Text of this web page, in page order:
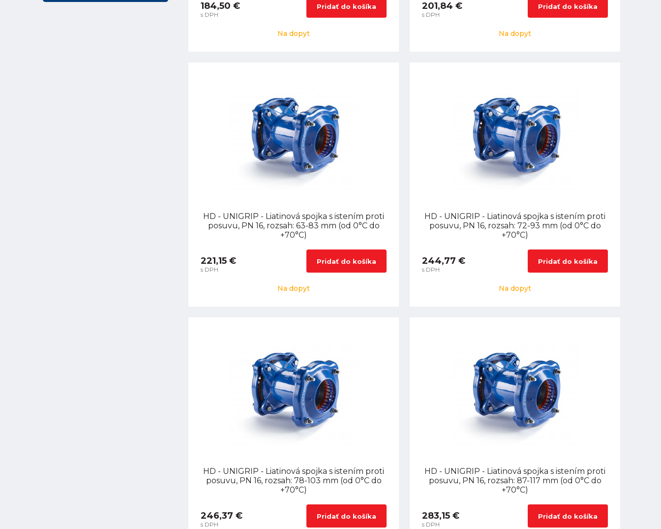
184,50 €
s DPH
Pridať do košíka
Na dopyt
201,84 €
s DPH
Pridať do košíka
Na dopyt
HD - UNIGRIP - Liatinová spojka s istením proti
posuvu, PN 16, rozsah: 63-83 mm (od 0°C do
+70°C)
221,15 €
s DPH
Pridať do košíka
Na dopyt
HD - UNIGRIP - Liatinová spojka s istením proti
posuvu, PN 16, rozsah: 72-93 mm (od 0°C do
+70°C)
244,77 €
s DPH
Pridať do košíka
Na dopyt
HD - UNIGRIP - Liatinová spojka s istením proti
posuvu, PN 16, rozsah: 78-103 mm (od 0°C do
+70°C)
246,37 €
s DPH
Pridať do košíka
HD - UNIGRIP - Liatinová spojka s istením proti
posuvu, PN 16, rozsah: 87-117 mm (od 0°C do
+70°C)
283,15 €
s DPH
Pridať do košíka